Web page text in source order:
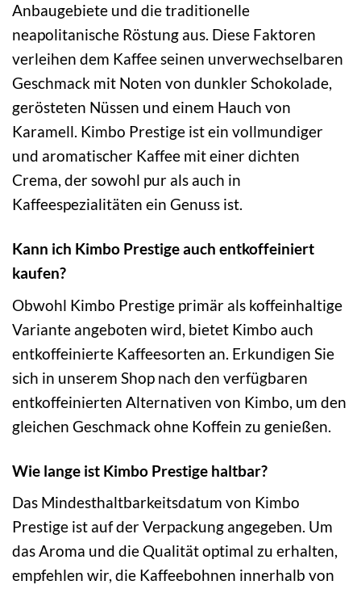
Anbaugebiete und die traditionelle
neapolitanische Röstung aus. Diese Faktoren
verleihen dem Kaffee seinen unverwechselbaren
Geschmack mit Noten von dunkler Schokolade,
gerösteten Nüssen und einem Hauch von
Karamell. Kimbo Prestige ist ein vollmundiger
und aromatischer Kaffee mit einer dichten
Crema, der sowohl pur als auch in
Kaffeespezialitäten ein Genuss ist.
Kann ich Kimbo Prestige auch entkoffeiniert
kaufen?
Obwohl Kimbo Prestige primär als koffeinhaltige
Variante angeboten wird, bietet Kimbo auch
entkoffeinierte Kaffeesorten an. Erkundigen Sie
sich in unserem Shop nach den verfügbaren
entkoffeinierten Alternativen von Kimbo, um den
gleichen Geschmack ohne Koffein zu genießen.
Wie lange ist Kimbo Prestige haltbar?
Das Mindesthaltbarkeitsdatum von Kimbo
Prestige ist auf der Verpackung angegeben. Um
das Aroma und die Qualität optimal zu erhalten,
empfehlen wir, die Kaffeebohnen innerhalb von